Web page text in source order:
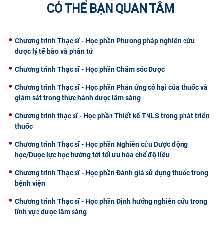
CÓ THỂ BẠN QUAN TÂM
Chương trình Thạc sĩ - Học phần Phương pháp nghiên cứu
dược lý tế bào và phân tử
Chương trình Thạc sĩ - Học phần Chăm sóc Dược
Chương trình Thạc sĩ - Học phần Phản ứng có hại của thuốc và
giám sát trong thực hành dược lâm sàng
Chương trình thạc sĩ - Học phần Thiết kế TNLS trong phát triển
thuốc
Chương trình Thạc sĩ - Học phần Nghiên cứu Dược động
học/Dược lực học hướng tới tối ưu hóa chế độ liều
Chương trình Thạc sĩ - Học phần Đánh giá sử dụng thuốc trong
bệnh viện
Chương trình Thạc sĩ - Học phần Định hướng nghiên cứu trong
lĩnh vực dược lâm sàng